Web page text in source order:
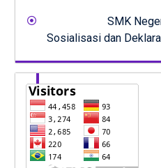
SMK
Sosialisasi dan